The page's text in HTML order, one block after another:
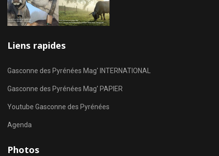
Liens rapides
Gasconne des Pyrénées Mag' INTERNATIONAL
Gasconne des Pyrénées Mag' PAPIER
Youtube Gasconne des Pyrénées
Agenda
Photos